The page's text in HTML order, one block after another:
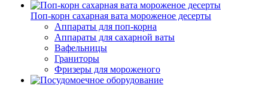
Поп-корн сахарная вата мороженое десерты
Аппараты для поп-корна
Аппараты для сахарной ваты
Вафельницы
Граниторы
Фризеры для мороженого